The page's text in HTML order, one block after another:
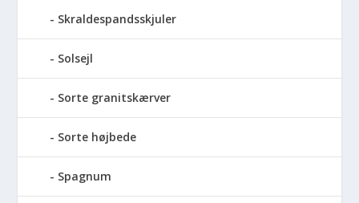
Skraldespandsskjuler
Solsejl
Sorte granitskærver
Sorte højbede
Spagnum